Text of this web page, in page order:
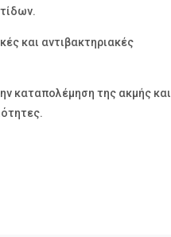
και αντιβακτηριακές
καταπολέμηση της ακμής και